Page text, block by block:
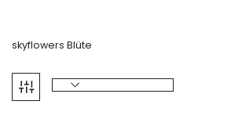
skyflowers Blüte